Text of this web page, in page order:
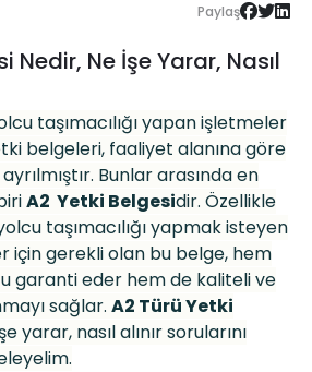
Paylaş
Nedir, Ne İşe Yarar, Nasıl
taşımacılığı yapan işletmeler
belgeleri, faaliyet alanına göre
Bunlar arasında en
A2 Yetki Belgesidir. Özellikle
taşımacılığı yapmak isteyen
için gerekli olan bu belge, hem
garanti eder hem de kaliteli ve
sağlar. A2 Türü Yetki
yarar, nasıl alınır sorularını